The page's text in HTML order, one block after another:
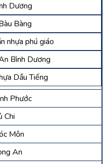
Dương
Bàng
nhựa phú giáo
Bình Dương
Dầu Tiếng
Phước
Chi
Môn
An